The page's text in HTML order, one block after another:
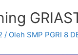
/ Oleh SMP PGRI 8